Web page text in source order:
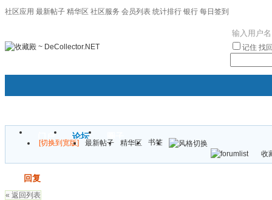
社区应用 最新帖子 精华区 社区服务 会员列表 统计排行 银行 每日签到
记住 找
门户 论坛
[切换到宽版] 最新帖子 精华区
书签
收
回复
« 返回列表